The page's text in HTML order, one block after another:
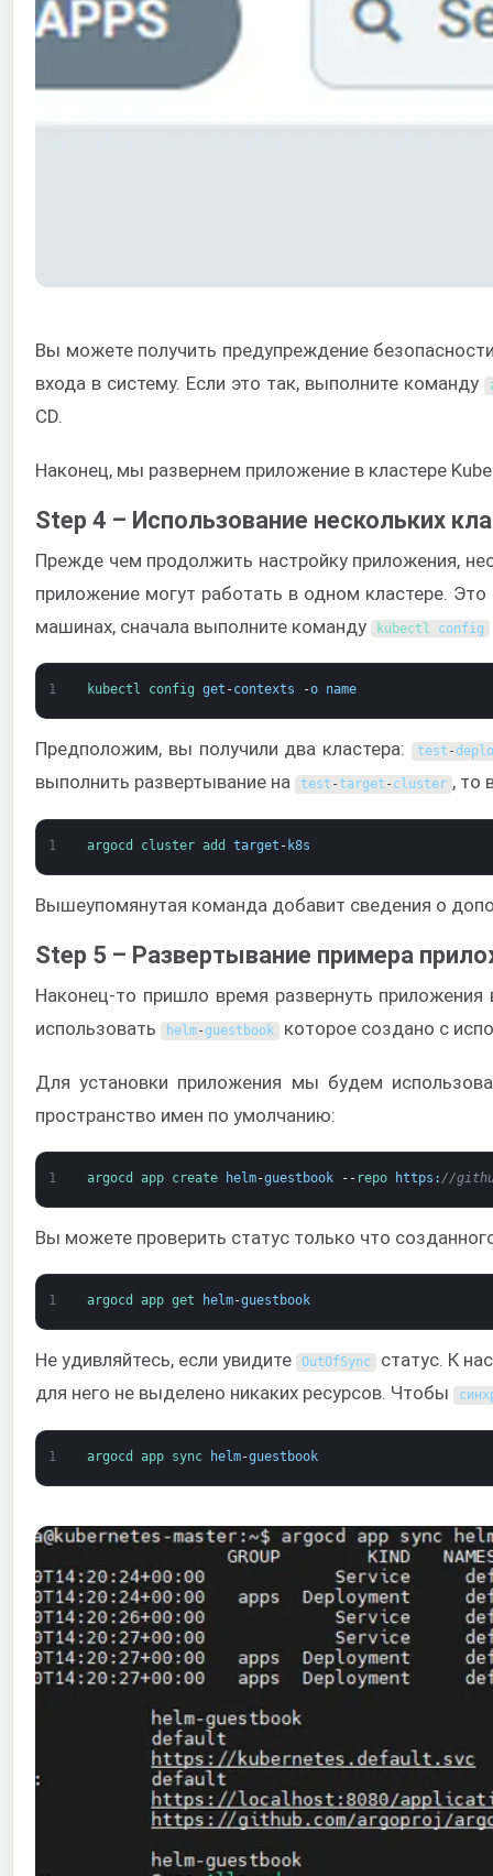
Вы можете получить предупреждение
входа в систему. Если это так, выполните команду
CD.
Наконец, мы развернем приложение в кластере
Step 4 – Использование нескольких
Прежде чем продолжить настройку приложения,
приложение могут работать в одном кластере.
машинах, сначала выполните команду
kubectl config
1 kubectl config get -contexts -o name
Предположим, вы получили два кластера: test -
выполнить развертывание на test -target - cluster , то
1 argocd cluster add target - k8s
Вышеупомянутая команда добавит сведения о
Step 5 – Развертывание примера
Наконец-то пришло время развернуть
использовать
helm-guestbook которое создано с
Для установки приложения мы будем
пространство имен по умолчанию:
1 argocd app create helm-guestbook -- repo https : //
Вы можете проверить статус только что
1 argocd app get helm-guestbook
Не удивляйтесь, если увидите OutOfSync статус. К
для него не выделено никаких ресурсов. Чтобы
1 argocd app sync helm-guestbook